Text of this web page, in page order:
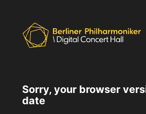
Sorry, your browser
date